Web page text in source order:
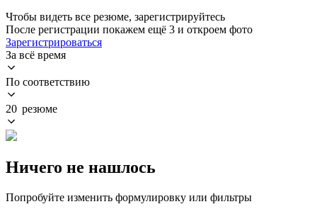
Чтобы видеть все резюме, зарегистрируйтесь
После регистрации покажем ещё 3 и откроем фото
Зарегистрироваться
За всё время
По соответствию
20 резюме
Ничего не нашлось
Попробуйте изменить формулировку или фильтры